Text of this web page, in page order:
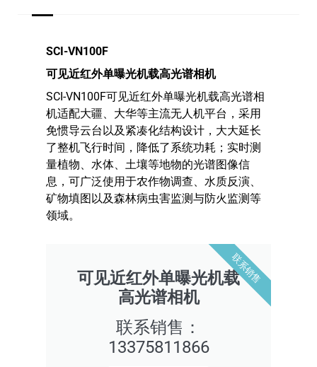
SCI-VN100F
可见近红外单曝光机载高光谱相机
SCI-VN100F可见近红外单曝光机载高光谱相
机适配大疆、大华等主流无人机平台，采用
免惯导云台以及紧凑化结构设计，大大延长
了整机飞行时间，降低了系统功耗；实时测
量植物、水体、土壤等地物的光谱图像信
息，可广泛使用于农作物调查、水质反演、
矿物填图以及森林病虫害监测与防火监测等
领域。
可见近红外单曝光机载
高光谱相机
联系销售：
13375811866
联系销售